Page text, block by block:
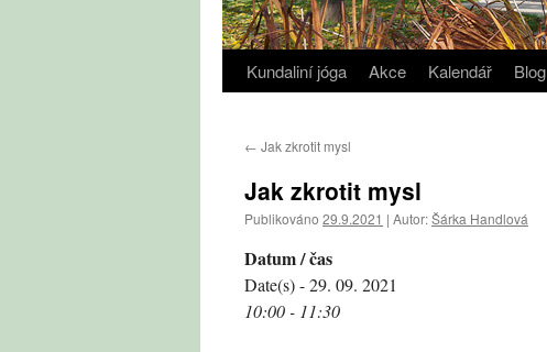
Kundaliní jóga Akce Kalendář Blog
← Jak zkrotit mysl
Jak zkrotit mysl
Publikováno 29.9.2021 | Autor:Šárka Handlová
Datum / čas
Date(s) - 29. 09. 2021
10:00 - 11:30